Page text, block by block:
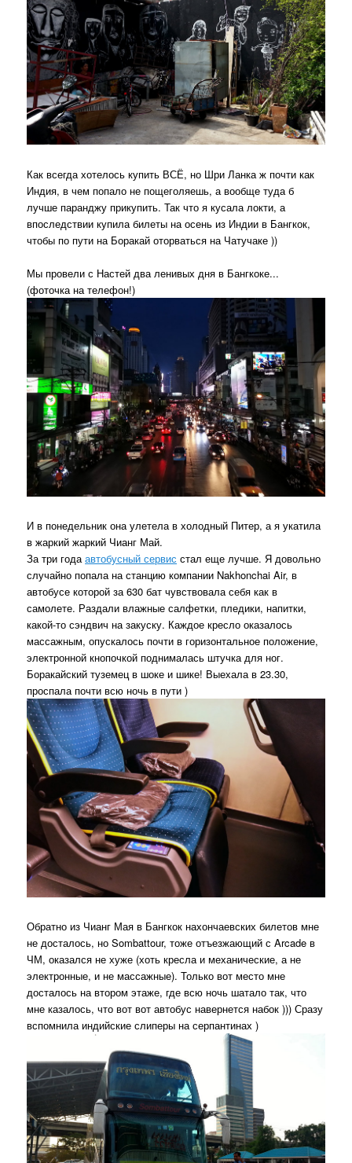
Как всегда хотелось купить ВСЁ, но Шри Ланка ж почти как
Индия, в чем попало не пощеголяешь, а вообще туда б
лучше паранджу прикупить. Так что я кусала локти, а
впоследствии купила билеты на осень из Индии в Бангкок,
чтобы по пути на Боракай оторваться на Чатучаке ))
Мы провели с Настей два ленивых дня в Бангкоке...
(фоточка на телефон!)
И в понедельник она улетела в холодный Питер, а я укатила
в жаркий жаркий Чианг Май.
За три годаавтобусный сервис стал еще лучше. Я довольно
случайно попала на станцию компании Nakhonchai Air, в
автобусе которой за 630 бат чувствовала себя как в
самолете. Раздали влажные салфетки, пледики, напитки,
какой-то сэндвич на закуску. Каждое кресло оказалось
массажным, опускалось почти в горизонтальное положение,
электронной кнопочкой поднималась штучка для ног.
Боракайский туземец в шоке и шике! Выехала в 23.30,
проспала почти всю ночь в пути )
Обратно из Чианг Мая в Бангкок нахончаевских билетов мне
не досталось, но Sombattour, тоже отъезжающий с Arcade в
ЧМ, оказался не хуже (хоть кресла и механические, а не
электронные, и не массажные). Только вот место мне
досталось на втором этаже, где всю ночь шатало так, что
мне казалось, что вот вот автобус навернется набок ))) Сразу
вспомнила индийские слиперы на серпантинах )